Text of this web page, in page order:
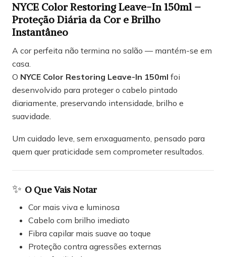
NYCE Color Restoring Leave-In 150ml –
Proteção Diária da Cor e Brilho
Instantâneo
A cor perfeita não termina no salão — mantém-se em
casa.
O NYCE Color Restoring Leave-In 150ml foi
desenvolvido para proteger o cabelo pintado
diariamente, preservando intensidade, brilho e
suavidade.
Um cuidado leve, sem enxaguamento, pensado para
quem quer praticidade sem comprometer resultados.
✨ O Que Vais Notar
Cor mais viva e luminosa
Cabelo com brilho imediato
Fibra capilar mais suave ao toque
Proteção contra agressões externas